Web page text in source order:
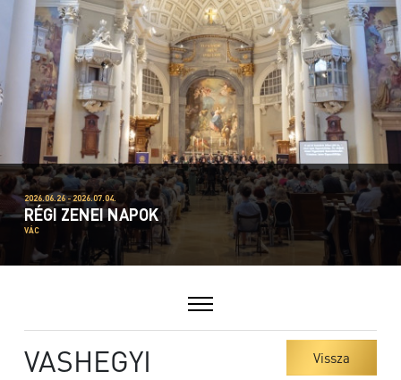
2026.06.26 - 2026.07.04.
RÉGI ZENEI NAPOK
VÁC
VASHEGYI
Vissza